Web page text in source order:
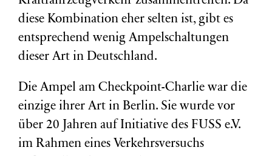
diese Kombination eher selten ist, gibt es
entsprechend wenig Ampelschaltungen
dieser Art in Deutschland.
Die Ampel am Checkpoint-Charlie war die
einzige ihrer Art in Berlin. Sie wurde vor
über 20 Jahren auf Initiative des FUSS e.V.
im Rahmen eines Verkehrsversuchs